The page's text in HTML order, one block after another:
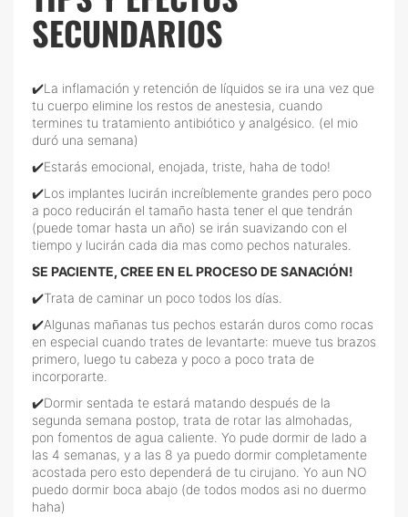
SECUNDARIOS
✔️La inflamación y retención de líquidos se ira una vez que
tu cuerpo elimine los restos de anestesia, cuando
termines tu tratamiento antibiótico y analgésico. (el mio
duró una semana)
✔️Estarás emocional, enojada, triste, haha de todo!
✔️Los implantes lucirán increíblemente grandes pero poco
a poco reducirán el tamaño hasta tener el que tendrán
(puede tomar hasta un año) se irán suavizando con el
tiempo y lucirán cada dia mas como pechos naturales.
SE PACIENTE, CREE EN EL PROCESO DE SANACIÓN!
✔️Trata de caminar un poco todos los días.
✔️Algunas mañanas tus pechos estarán duros como rocas
en especial cuando trates de levantarte: mueve tus brazos
primero, luego tu cabeza y poco a poco trata de
incorporarte.
✔️Dormir sentada te estará matando después de la
segunda semana postop, trata de rotar las almohadas,
pon fomentos de agua caliente. Yo pude dormir de lado a
las 4 semanas, y a las 8 ya puedo dormir completamente
acostada pero esto dependerá de tu cirujano. Yo aun NO
puedo dormir boca abajo (de todos modos asi no duermo
haha)